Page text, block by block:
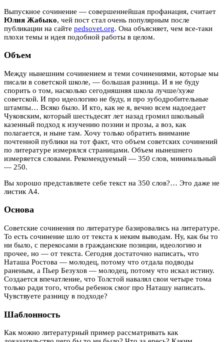
Выпускное сочинение — совершеннейшая профанация, считает
Юлия Жабыко, чей пост стал очень популярным после
публикации на сайте pedsovet.org. Она объясняет, чем все-таки
плохи темы и идея подобной работы в целом.
Объем
Между нынешним сочинением и теми сочинениями, которые мы
писали в советской школе, — большая разница. И я не буду
спорить о том, насколько сегодняшняя школа лучше/хуже
советской. И про идеологию не буду, и про зубодробительные
штампы… Всяко было. И кто, как не я, вечно всем надоедает
Чуковским, который шестьдесят лет назад громил школьный
казенный подход к изучению поэзии и прозы, а воз, как
полагается, и ныне там. Хочу только обратить внимание
почтенной публики на тот факт, что объем советских сочинений
по литературе измерялся страницами. Объем нынешнего
измеряется словами. Рекомендуемый — 350 слов, минимальный
— 250.
Вы хорошо представляете себе текст на 350 слов?… Это даже не
листик А4.
Основа
Советские сочинения по литературе базировались на литературе.
То есть сочинение шло от текста к неким выводам. Ну, как бы то
ни было, с перекосами в гражданские позиции, идеологию и
прочее, но — от текста. Сегодня достаточно написать, что
Наташа Ростова — молодец, потому что отдала подводы
раненым, а Пьер Безухов — молодец, потому что искал истину.
Создается впечатление, что Толстой навалял свои четыре тома
только ради того, чтобы ребенок смог про Наташу написать.
Чувствуете разницу в подходе?
Шаблонность
Как можно литературный пример рассматривать как